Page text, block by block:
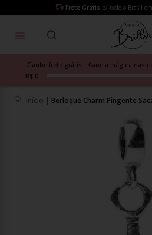
Frete Grátis p/ todo o Brasil
Ganhe frete grátis + flanela mágica nas
R$ 0
Início | Berloque Charm Pingente